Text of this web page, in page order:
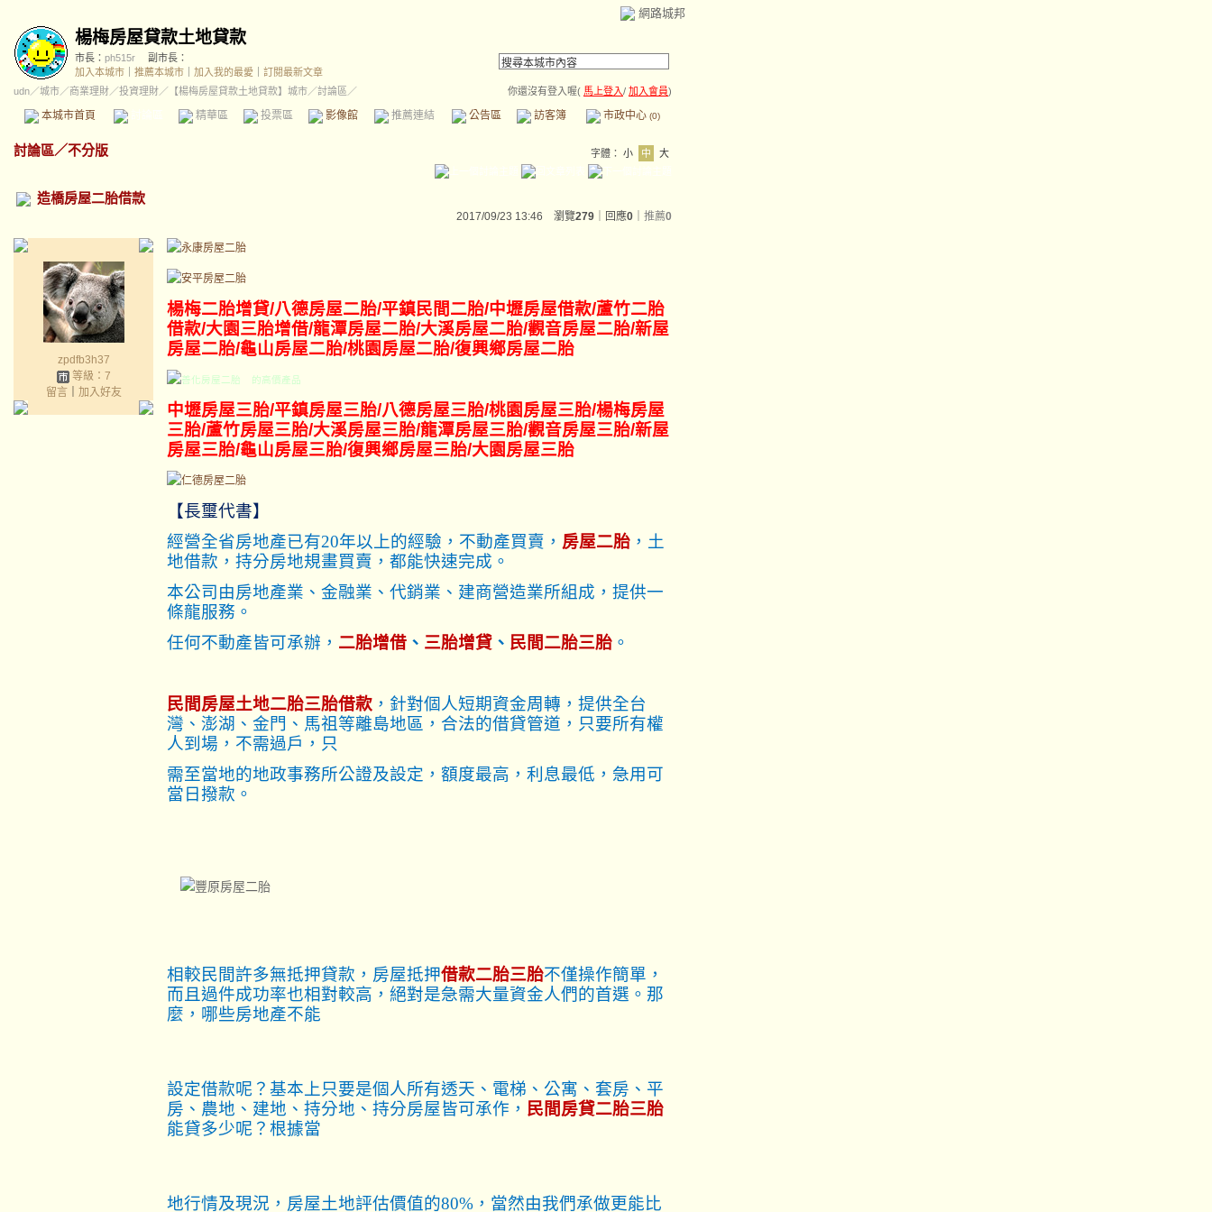
網路城邦
楊梅房屋貸款土地貸款
市長： ph515r
副市長：
加入本城市
推薦本城市 加入我的最愛
訂閱最新文章
udn／城市／商業理財／投資理財／ 【楊梅房屋貸款土地貸款】城市／討論區／ 你還沒有登入喔( 馬上登入/ 加入會員)
本城市首頁 精華區 投票區 影像館 推薦連結 公告區 訪客簿 市政中心 (0)
討論區／不分版 字體： 小 中 大
造橋房屋二胎借款
2017/09/23 13:46 瀏覽279 ｜回應0 推薦0
zpdfb3h37
等級：7
留言｜ 加入好友
楊梅二胎增貸/八德房屋二胎/平鎮民間二胎/中壢房屋借款/蘆竹二胎
借款/大園三胎增借/龍潭房屋二胎/大溪房屋二胎/觀音房屋二胎/新屋
房屋二胎/龜山房屋二胎/桃園房屋二胎/復興鄉房屋二胎
的高價產品
中壢房屋三胎/平鎮房屋三胎/八德房屋三胎/桃園房屋三胎/楊梅房屋
三胎/蘆竹房屋三胎/大溪房屋三胎/龍潭房屋三胎/觀音房屋三胎/新屋
房屋三胎/龜山房屋三胎/復興鄉房屋三胎/大園房屋三胎
【長璽代書】
經營全省房地產已有20年以上的經驗，不動產買賣， 房屋二胎 ，土
地借款，持分房地規畫買賣，都能快速完成。
本公司由房地產業、金融業、代銷業、建商營造業所組成，提供一
條龍服務。
任何不動產皆可承辦， 二胎增借 、 三胎增貸 、 民間二胎三胎 。
民間房屋土地二胎三胎借款 ，針對個人短期資金周轉，提供全台
灣、澎湖、金門、馬祖等離島地區，合法的借貸管道，只要所有權
人到場，不需過戶，只
需至當地的地政事務所公證及設定，額度最高，利息最低，急用可
當日撥款。
相較民間許多無抵押貸款，房屋抵押借款二胎三胎不僅操作簡單，
而且過件成功率也相對較高，絕對是急需大量資金人們的首選。那
麼，哪些房地產不能
設定借款呢？基本上只要是個人所有透天、電梯、公寓、套房、平
房、農地、建地、持分地、持分房屋皆可承作， 民間房貸二胎三胎
能貸多少呢？根據當
地行情及現況，房屋土地評估價值的80%，當然由我們承做更能比